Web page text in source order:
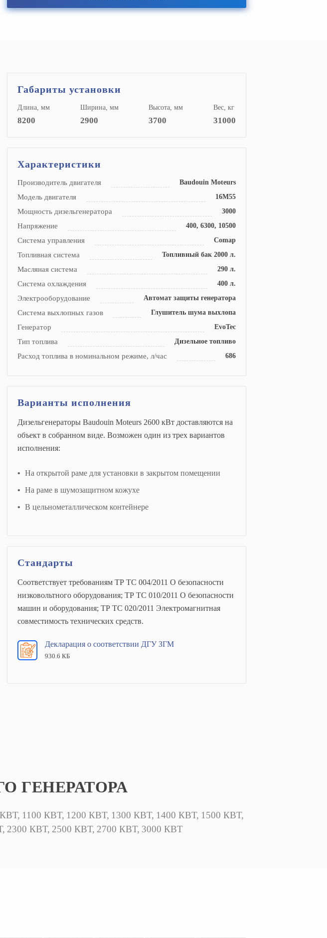
Габариты установки
Длина, мм
8200
Ширина, мм
2900
Высота, мм
3700
Вес, кг
31000
Характеристики
Производитель двигателя Baudouin Moteurs
Модель двигателя 16M55
Мощность дизельгенератора 3000
Напряжение 400, 6300, 10500
Система управления Comap
Топливная система Топливный бак 2000 л.
Масляная система 290 л.
Система охлаждения 400 л.
Электрооборудование Автомат защиты генератора
Система выхлопных газов Глушитель шума выхлопа
Генератор EvoTec
Тип топлива Дизельное топливо
Расход топлива в номинальном режиме, л/час 686
Варианты исполнения
Дизельгенераторы Baudouin Moteurs 2600 кВт доставляются на
объект в собранном виде. Возможен один из трех вариантов
исполнения:
На открытой раме для установки в закрытом помещении
На раме в шумозащитном кожухе
В цельнометаллическом контейнере
Стандарты
Соответствует требованиям ТР ТС 004/2011 О безопасности
низковольтного оборудования; ТР ТС 010/2011 О безопасности
машин и оборудования; ТР ТС 020/2011 Электромагнитная
совместимость технических средств.
Декларация о соответствии ДГУ ЗГМ
930.6 КБ
ГЕНЕРАТОРА
1100 КВТ, 1200 КВТ, 1300 КВТ, 1400 КВТ, 1500 КВТ,
2300 КВТ, 2500 КВТ, 2700 КВТ, 3000 КВТ